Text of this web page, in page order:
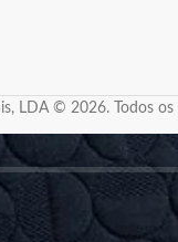
LDA © 2026. Todos